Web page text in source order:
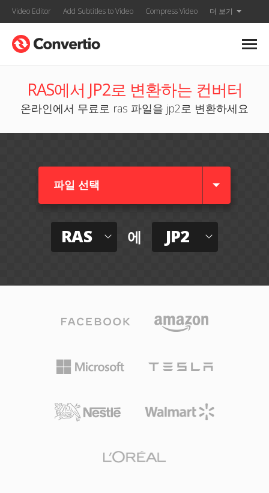
Video Editor Add Subtitles to Video Compress Video 더 보기
RAS에서 JP2로 변환하는 컨버터
온라인에서 무료로 ras 파일을 jp2로 변환하세요
파일 선택
RAS 에 JP2